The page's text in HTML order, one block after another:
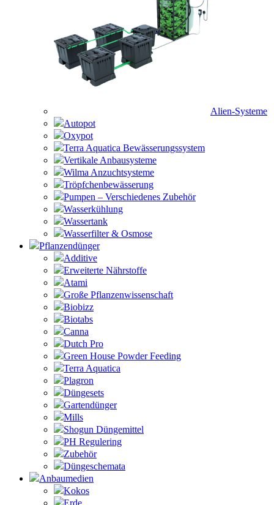
Alien-Systeme
Autopot
Oxypot
Terra Aquatica Bewässerungssystem
Vertikale Anbausysteme
Wilma Anzuchtsysteme
Tröpfchenbewässerung
Pumpen – Verschiedenes Zubehör
Wasserkühlung
Wassertank
Wasserfilter & Osmose
Pflanzendünger
Additive
Erweiterte Nährstoffe
Atami
Große Pflanzenwissenschaft
Biobizz
Biotabs
Canna
Dutch Pro
Green House Powder Feeding
Terra Aquatica
Plagron
Düngesets
Gartendünger
Mills
Shogun Düngemittel
PH Regulering
Zubehör
Düngeschemata
Anbaumedien
Kokos
Erde